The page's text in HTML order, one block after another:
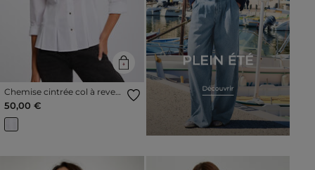
Chemise cintrée col à revers
blanc femme
50,00 €